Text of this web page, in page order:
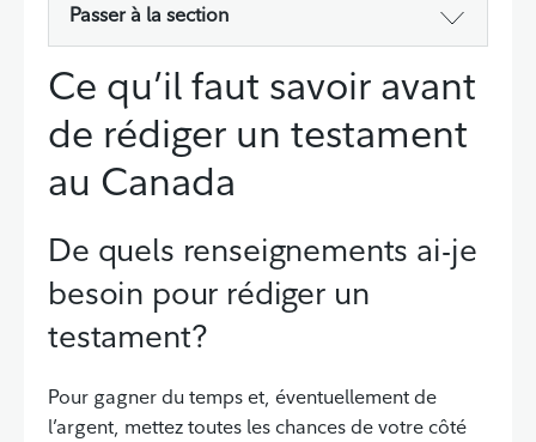
Passer à la section
Ce qu’il faut savoir avant
de rédiger un testament
au Canada
De quels renseignements ai-je
besoin pour rédiger un
testament?
Pour gagner du temps et, éventuellement de
l’argent, mettez toutes les chances de votre côté